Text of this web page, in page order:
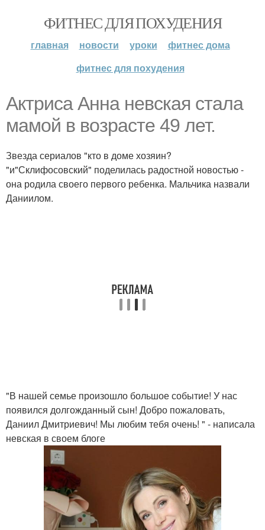
ФИТНЕС ДЛЯ ПОХУДЕНИЯ
главная новости уроки
фитнес дома
фитнес для похудения
Актриса Анна невская стала
мамой в возрасте 49 лет.
Звезда сериалов "кто в доме хозяин?
"и"Склифосовский" поделилась радостной новостью -
она родила своего первого ребенка. Мальчика назвали
Даниилом.
"В нашей семье произошло большое событие! У нас
появился долгожданный сын! Добро пожаловать,
Даниил Дмитриевич! Мы любим тебя очень! " - написала
невская в своем блоге